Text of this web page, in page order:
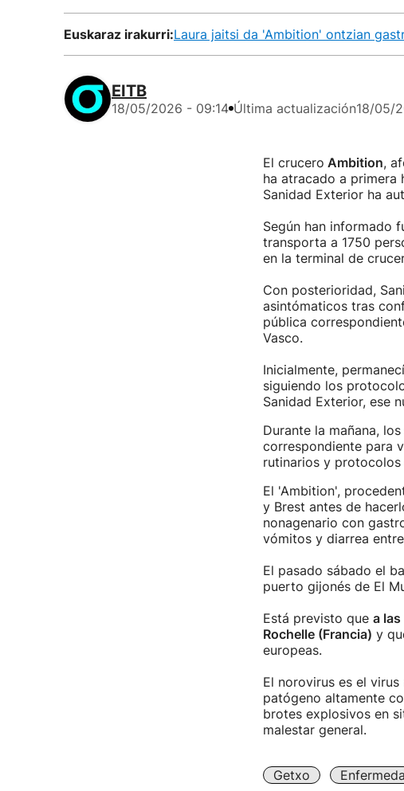
Euskaraz irakurri:Laura jaitsi da 'Ambition' ontzian
EITB
18/05/2026 - 09:14 Última actualización18/05/
El crucero Ambition,
ha atracado a primera
Sanidad Exterior ha
Según han informado
transporta a 1750
en la terminal de
Con posterioridad,
asintómaticos tras
pública
Vasco.
Inicialmente,
siguiendo los
Sanidad Exterior, ese
Durante la mañana,
correspondiente para
rutinarios y
El 'Ambition',
y Brest antes de
nonagenario con
vómitos y diarrea
El pasado sábado el
puerto gijonés de El
Está previsto que a
Rochelle (Francia) y
europeas.
El norovirus es el
patógeno altamente
brotes explosivos en
malestar general.
Getxo